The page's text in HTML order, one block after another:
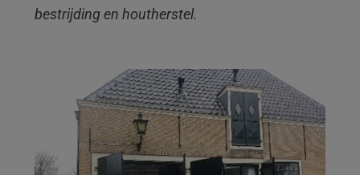
bestrijding en houtherstel.